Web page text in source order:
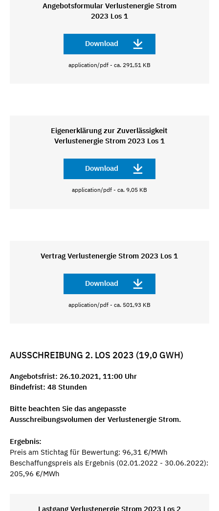
Angebotsformular Verlustenergie Strom
2023 Los 1
Download
application/pdf - ca. 291,51 KB
Eigenerklärung zur Zuverlässigkeit
Verlustenergie Strom 2023 Los 1
Download
application/pdf - ca. 9,05 KB
Vertrag Verlustenergie Strom 2023 Los 1
Download
application/pdf - ca. 501,93 KB
AUSSCHREIBUNG 2. LOS 2023 (19,0 GWH)
Angebotsfrist: 26.10.2021, 11:00 Uhr
Bindefrist: 48 Stunden
Bitte beachten Sie das angepasste
Ausschreibungsvolumen der Verlustenergie Strom.
Ergebnis:
Preis am Stichtag für Bewertung: 96,31 €/MWh
Beschaffungspreis als Ergebnis (02.01.2022 - 30.06.2022):
205,96 €/MWh
Lastgang Verlustenergie Strom 2023 Los 2